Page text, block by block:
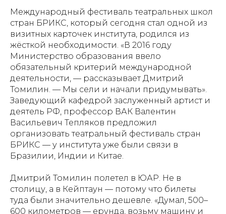
Международный фестиваль театральных школ
стран БРИКС, который сегодня стал одной из
визитных карточек института, родился из
жёсткой необходимости. «В 2016 году
Министерство образования ввело
обязательный критерий международной
деятельности, — рассказывает Дмитрий
Томилин. — Мы сели и начали придумывать».
Заведующий кафедрой заслуженный артист и
деятель РФ, профессор ВАК Валентин
Васильевич Тепляков предложил
организовать театральный фестиваль стран
БРИКС — у института уже были связи в
Бразилии, Индии и Китае.
Дмитрий Томилин полетел в ЮАР. Не в
столицу, а в Кейптаун — потому что билеты
туда были значительно дешевле. «Думал, 500–
600 километров — ерунда, возьму машину и
ISSN 3033-9081
ВКонтакте
Youtube
RuTube
Главная
Телеграмм
Макс
ОК
Дзен
Новости
Афиша
Архив
16+